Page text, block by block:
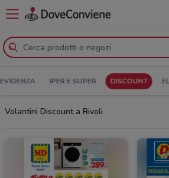
IPER E SUPER DISCOUNT
Volantini Discount a Rivoli